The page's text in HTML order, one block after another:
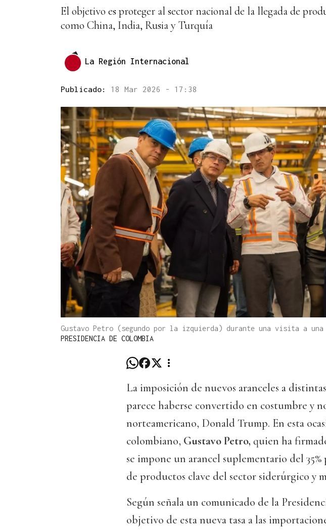
El objetivo es proteger al sector nacional de la llegada de
como China, India, Rusia y Turquía
La Región Internacional
Publicado: 18 Mar 2026 - 17:38
Gustavo Petro (segundo por la izquierda) durante una visita a
PRESIDENCIA DE COLOMBIA
La imposición de nuevos aranceles a
parece haberse convertido en costumbre y
norteamericano, Donald Trump. En esta
colombiano, Gustavo Petro, quien ha
se impone un arancel suplementario del
de productos clave del sector siderúrgico y
Según señala un comunicado de la
objetivo de esta nueva tasa a las